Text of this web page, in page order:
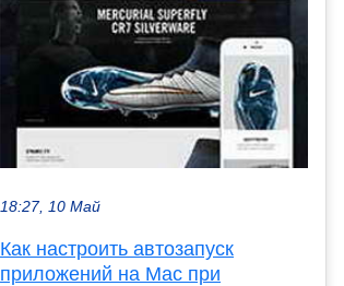
18:27, 10 Май
Как настроить автозапуск
приложений на Mac при